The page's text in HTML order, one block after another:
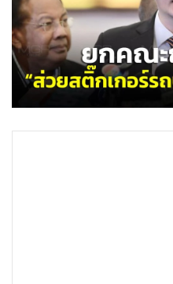
Infographic
• การเมือง
•
ท่องเที่ยว
กีฬา
• ต่างประเทศ
• Special Scoop